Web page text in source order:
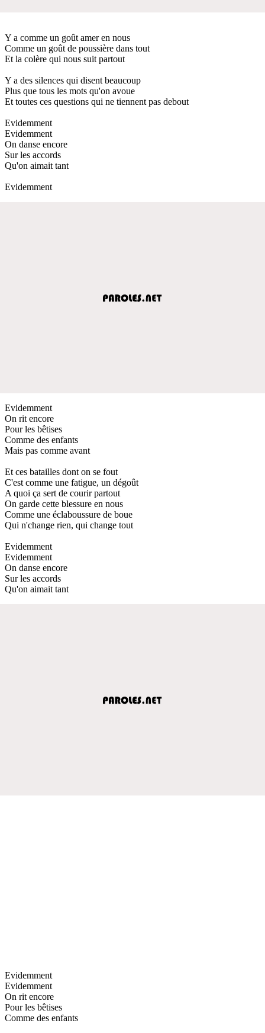
Y a comme un goût amer en nous
Comme un goût de poussière dans tout
Et la colère qui nous suit partout
Y a des silences qui disent beaucoup
Plus que tous les mots qu'on avoue
Et toutes ces questions qui ne tiennent pas debout
Evidemment
Evidemment
On danse encore
Sur les accords
Qu'on aimait tant
Evidemment
Evidemment
On rit encore
Pour les bêtises
Comme des enfants
Mais pas comme avant
Et ces batailles dont on se fout
C'est comme une fatigue, un dégoût
A quoi ça sert de courir partout
On garde cette blessure en nous
Comme une éclaboussure de boue
Qui n'change rien, qui change tout
Evidemment
Evidemment
On danse encore
Sur les accords
Qu'on aimait tant
Evidemment
Evidemment
On rit encore
Pour les bêtises
Comme des enfants